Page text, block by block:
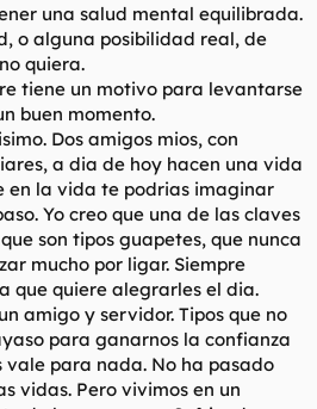
una salud mental equilibrada.
o alguna posibilidad real, de
quiera.
tiene un motivo para levantarse
buen momento.
Dos amigos mios, con
a dia de hoy hacen una vida
en la vida te podrias imaginar
Yo creo que una de las claves
son tipos guapetes, que nunca
mucho por ligar. Siempre
que quiere alegrarles el dia.
amigo y servidor. Tipos que no
para ganarnos la confianza
vale para nada. No ha pasado
vidas. Pero vivimos en un